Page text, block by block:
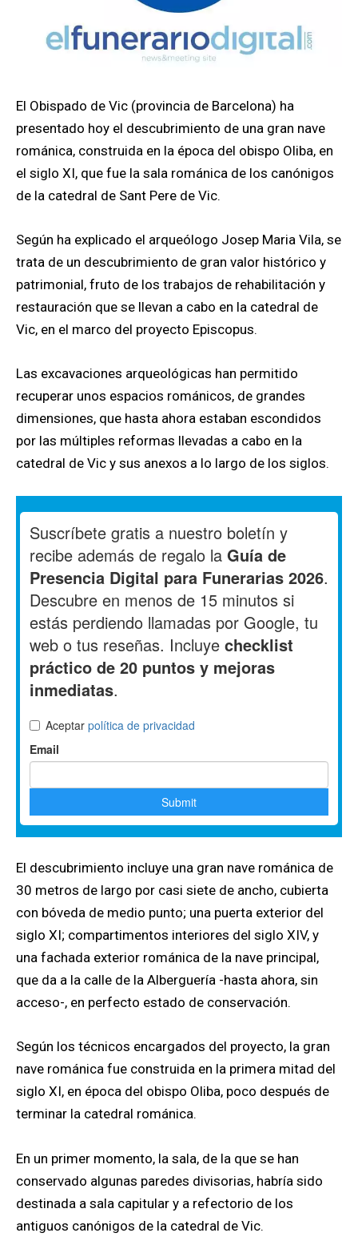
El Obispado de Vic (provincia de Barcelona) ha
presentado hoy el descubrimiento de una gran nave
románica, construida en la época del obispo Oliba, en
el siglo XI, que fue la sala románica de los canónigos
de la catedral de Sant Pere de Vic.
Según ha explicado el arqueólogo Josep Maria Vila, se
trata de un descubrimiento de gran valor histórico y
patrimonial, fruto de los trabajos de rehabilitación y
restauración que se llevan a cabo en la catedral de
Vic, en el marco del proyecto Episcopus.
Las excavaciones arqueológicas han permitido
recuperar unos espacios románicos, de grandes
dimensiones, que hasta ahora estaban escondidos
por las múltiples reformas llevadas a cabo en la
catedral de Vic y sus anexos a lo largo de los siglos.
El descubrimiento incluye una gran nave románica de
30 metros de largo por casi siete de ancho, cubierta
con bóveda de medio punto; una puerta exterior del
siglo XI; compartimentos interiores del siglo XIV, y
una fachada exterior románica de la nave principal,
que da a la calle de la Alberguería -hasta ahora, sin
acceso-, en perfecto estado de conservación.
Según los técnicos encargados del proyecto, la gran
nave románica fue construida en la primera mitad del
siglo XI, en época del obispo Oliba, poco después de
terminar la catedral románica.
En un primer momento, la sala, de la que se han
conservado algunas paredes divisorias, habría sido
destinada a sala capitular y a refectorio de los
antiguos canónigos de la catedral de Vic.